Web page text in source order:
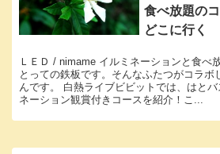
食べ放題の
どこに行く
ＬＥＤ / nimame イルミネーションと食べ
とっての鉄板です。そんなふたつがコラボ
んです。 白熱ライブビビットでは、はと
ネーション観賞付きコースを紹介！こ...